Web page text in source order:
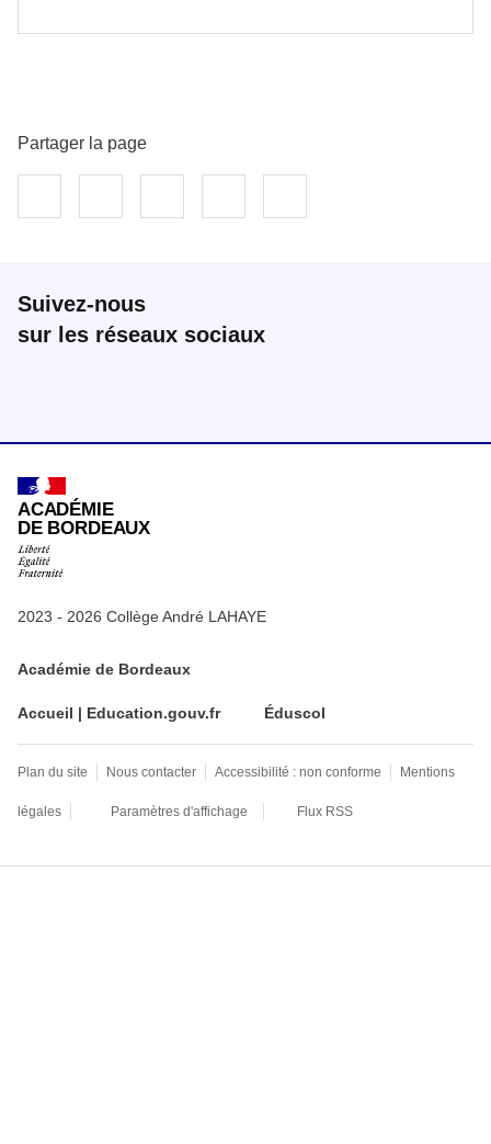
Partager la page
Suivez-nous
sur les réseaux sociaux
ACADÉMIE
DE BORDEAUX
2023 - 2026 Collège André LAHAYE
Académie de Bordeaux
Accueil | Education.gouv.fr Éduscol
Plan du site Nous contacter Accessibilité : non conforme Mentions
légales Paramètres d'affichage Flux RSS